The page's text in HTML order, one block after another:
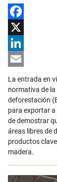
Facebook
X
LinkedIn
La entrada en
normativa de
deforestación
para exportar
de demostrar
áreas libres de
productos
madera.